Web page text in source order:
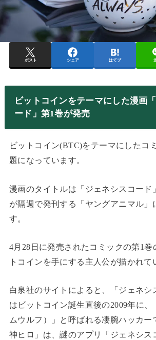
ポスト シェア はてブ
ビットコインをテーマにした漫画
ード」第1巻が発売
ビットコイン(BTC)をテーマにしたコ
題になっています。
漫画のタイトルは「ジェネシスコード
が隔週で発刊する「ヤングアニマル」
す。
4月28日に発売されたコミックの第1巻
トコインを手にする主人公が描かれて
白泉社のサイトによると、「ジェネシ
はビットコイン誕生直後の2009年に、
ムウルフ）」と呼ばれる凄腕ハッカー
神ヒロ」は、謎のアプリ「ジェネシス